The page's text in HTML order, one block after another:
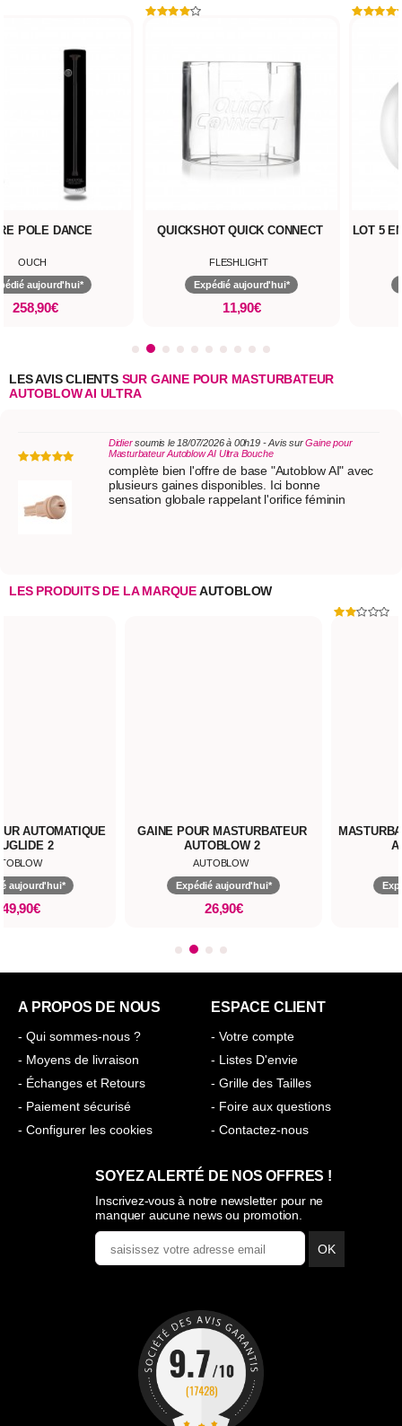
POLE DANCE
OUCH
aujourd'hui*
258,90€
QUICKSHOT QUICK CONNECT
FLESHLIGHT
Expédié aujourd'hui*
11,90€
LOT 5
LES AVIS CLIENTSSUR GAINE POUR MASTURBATEUR
AUTOBLOW AI ULTRA
Didiersoumis le 18/07/2026 à 00h19 - Avis surGaine pour
Masturbateur Autoblow AI Ultra Bouche
complète bien l'offre de base "Autoblow AI" avec
plusieurs gaines disponibles. Ici bonne
sensation globale rappelant l'orifice féminin
LES PRODUITS DE LA MARQUEAUTOBLOW
AUTOMATIQUE
2
aujourd'hui*
GAINE POUR MASTURBATEUR
AUTOBLOW 2
AUTOBLOW
Expédié aujourd'hui*
26,90€
A PROPOS DE NOUS
- Qui sommes-nous ?
- Moyens de livraison
- Échanges et Retours
- Paiement sécurisé
- Configurer les cookies
ESPACE CLIENT
- Votre compte
- Listes D'envie
- Grille des Tailles
- Foire aux questions
- Contactez-nous
SOYEZ ALERTÉ DE NOS OFFRES !
Inscrivez-vous à notre newsletter pour ne
manquer aucune news ou promotion.
OK